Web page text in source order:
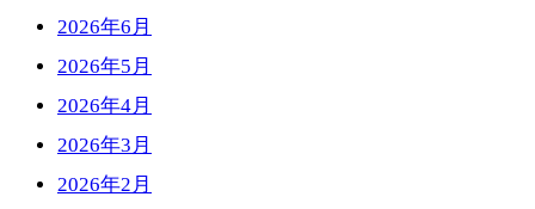
2026年6月
2026年5月
2026年4月
2026年3月
2026年2月